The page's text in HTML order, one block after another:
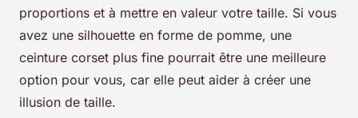
proportions et à mettre en valeur votre taille. Si vous
avez une silhouette en forme de pomme, une
ceinture corset plus fine pourrait être une meilleure
option pour vous, car elle peut aider à créer une
illusion de taille.